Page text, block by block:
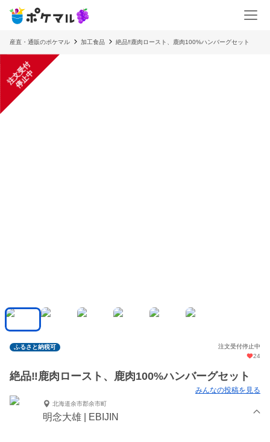
産直・通販のポケマル 加工食品 絶品‼️鹿肉ロースト、鹿肉100%ハンバーグセット
注
文
受
付
停
止
中
ふるさと納税可
注文受付停止中
24
絶品‼️鹿肉ロースト、鹿肉100%ハンバーグセット
みんなの投稿を見る
北海道余市郡余市町
明念大雄 | EBIJIN